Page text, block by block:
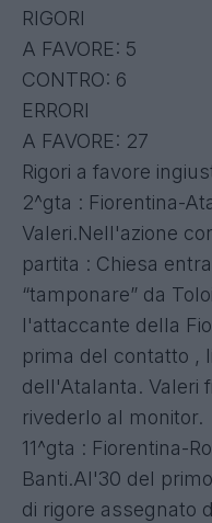
RIGORI
A FAVORE: 5
CONTRO: 6
ERRORI
A FAVORE: 27
Rigori a favore
2^gta : Fiorentina-
Valeri.Nell'azione
partita : Chiesa
“tamponare” da
l'attaccante della
prima del contatto ,
dell'Atalanta. Valeri
rivederlo al monitor.
11^gta : Fiorentina-
Banti.Al'30 del
di rigore assegnato